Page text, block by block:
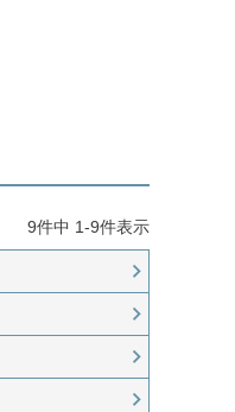
9件中 1-9件表示